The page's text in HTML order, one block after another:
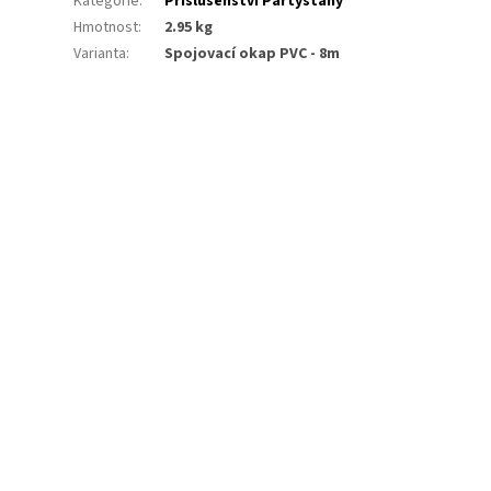
Hmotnost:
2.95 kg
Varianta: Spojovací okap PVC - 8m